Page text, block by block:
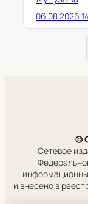
06.08.2026
©
Сетевое
и внесено в